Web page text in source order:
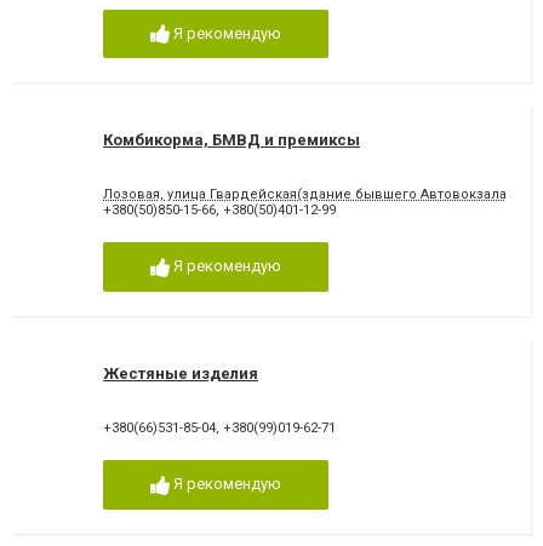
Я рекомендую
Комбикорма, БМВД и премиксы
Лозовая, улица Гвардейская(здание бывшего Автовокзала), 43
+380(50)850-15-66, +380(50)401-12-99
Я рекомендую
Жестяные изделия
+380(66)531-85-04, +380(99)019-62-71
Я рекомендую